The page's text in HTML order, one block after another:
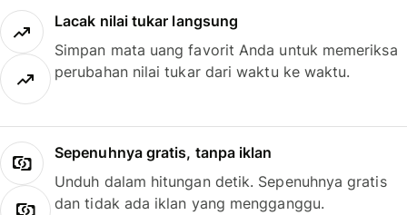
Lacak nilai tukar langsung
Simpan mata uang favorit Anda untuk memeriksa
perubahan nilai tukar dari waktu ke waktu.
Sepenuhnya gratis, tanpa iklan
Unduh dalam hitungan detik. Sepenuhnya gratis
dan tidak ada iklan yang mengganggu.